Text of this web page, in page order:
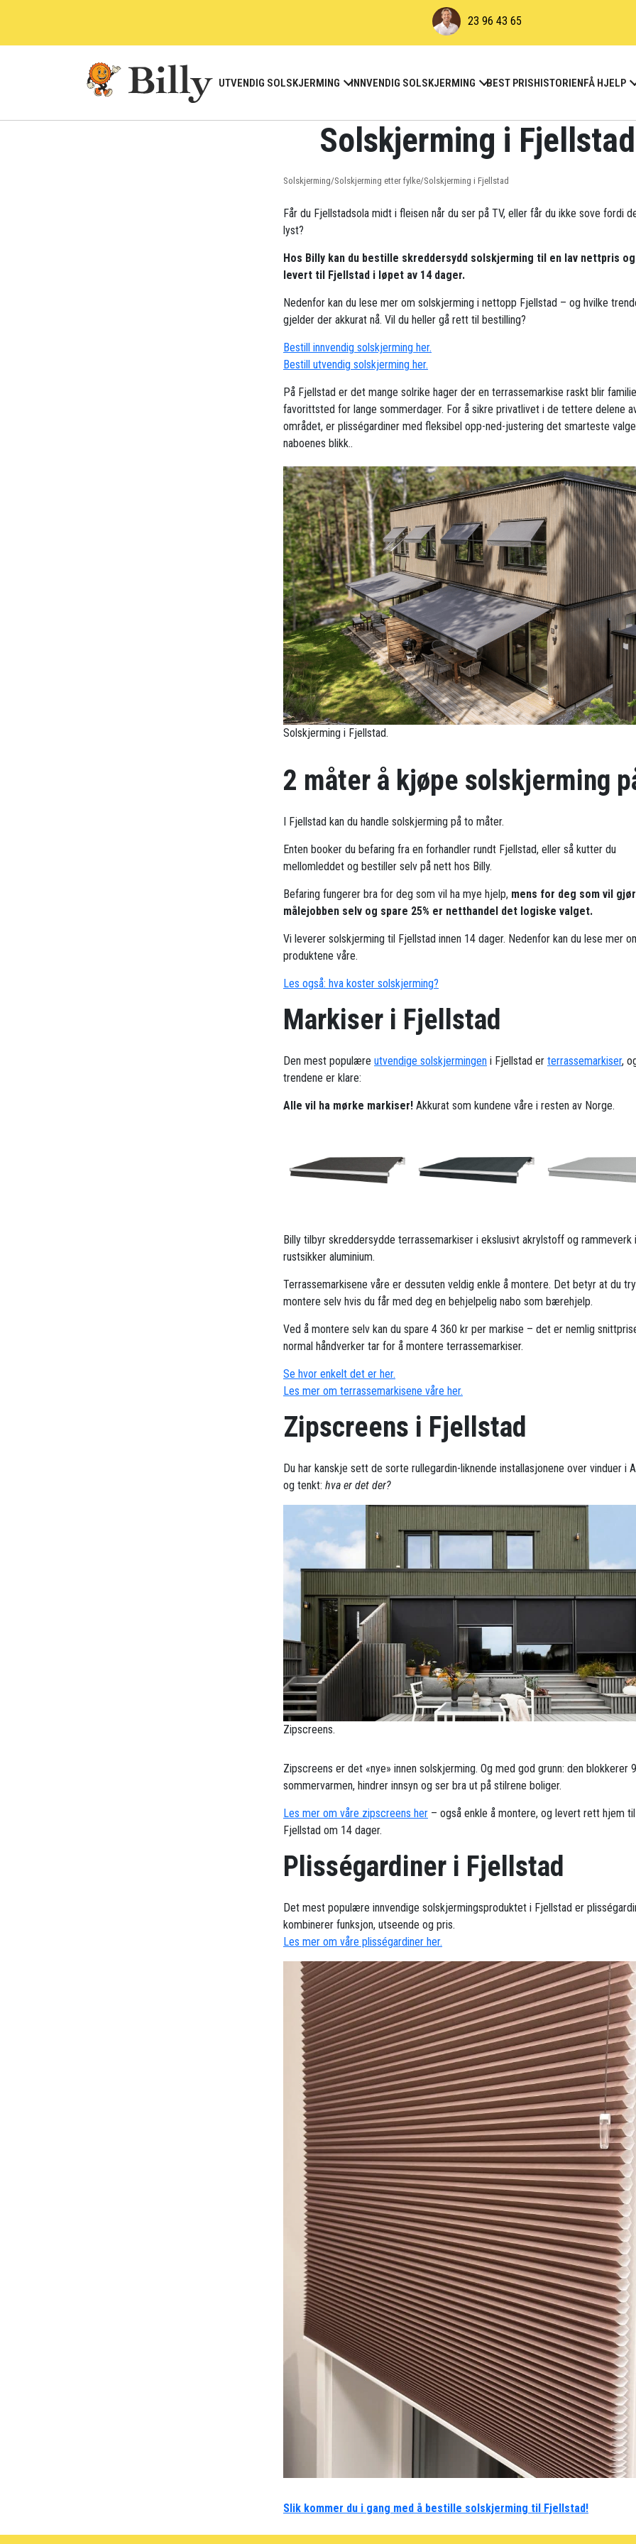
23 96 43 65
UTVENDIG SOLSKJERMING INNVENDIG SOLSKJERMING BEST PRISHISTORIENFÅ HJELP
Solskjerming i Fjellstad
Solskjerming/Solskjerming etter fylke/Solskjerming i Fjellstad
Får du Fjellstadsola midt i fleisen når du ser på TV, eller får du ikke sove fordi
lyst?
Hos Billy kan du bestille skreddersydd solskjerming til en lav nettpris
levert til Fjellstad i løpet av 14 dager.
Nedenfor kan du lese mer om solskjerming i nettopp Fjellstad – og hvilke
gjelder der akkurat nå. Vil du heller gå rett til bestilling?
Bestill innvendig solskjerming her.
Bestill utvendig solskjerming her.
På Fjellstad er det mange solrike hager der en terrassemarkise raskt blir
favorittsted for lange sommerdager. For å sikre privatlivet i de tettere delene
området, er plisségardiner med fleksibel opp-ned-justering det smarteste
naboenes blikk..
Solskjerming i Fjellstad.
2 måter å kjøpe solskjerming
I Fjellstad kan du handle solskjerming på to måter.
Enten booker du befaring fra en forhandler rundt Fjellstad, eller så kutter du
mellomleddet og bestiller selv på nett hos Billy.
Befaring fungerer bra for deg som vil ha mye hjelp, mens for deg som vil
målejobben selv og spare 25% er netthandel det logiske valget.
Vi leverer solskjerming til Fjellstad innen 14 dager. Nedenfor kan du lese mer
produktene våre.
Les også: hva koster solskjerming?
Markiser i Fjellstad
Den mest populære utvendige solskjermingen i Fjellstad er terrassemarkiser,
trendene er klare:
Alle vil ha mørke markiser! Akkurat som kundene våre i resten av Norge.
Billy tilbyr skreddersydde terrassemarkiser i ekslusivt akrylstoff og rammeverk i
rustsikker aluminium.
Terrassemarkisene våre er dessuten veldig enkle å montere. Det betyr at du
montere selv hvis du får med deg en behjelpelig nabo som bærehjelp.
Ved å montere selv kan du spare 4 360 kr per markise – det er nemlig
normal håndverker tar for å montere terrassemarkiser.
Se hvor enkelt det er her.
Les mer om terrassemarkisene våre her.
Zipscreens i Fjellstad
Du har kanskje sett de sorte rullegardin-liknende installasjonene over vinduer i
og tenkt: hva er det der?
Zipscreens.
Zipscreens er det «nye» innen solskjerming. Og med god grunn: den blokkerer
sommervarmen, hindrer innsyn og ser bra ut på stilrene boliger.
Les mer om våre zipscreens her – også enkle å montere, og levert rett hjem
Fjellstad om 14 dager.
Plisségardiner i Fjellstad
Det mest populære innvendige solskjermingsproduktet i Fjellstad er
kombinerer funksjon, utseende og pris.
Les mer om våre plisségardiner her.
Slik kommer du i gang med å bestille solskjerming til Fjellstad!